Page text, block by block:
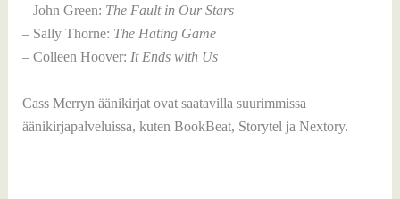
– John Green: The Fault in Our Stars
– Sally Thorne: The Hating Game
– Colleen Hoover: It Ends with Us
Cass Merryn äänikirjat ovat saatavilla suurimmissa
äänikirjapalveluissa, kuten BookBeat, Storytel ja Nextory.